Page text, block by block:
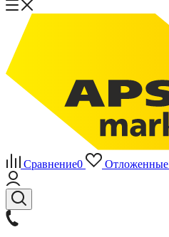
Сравнение0 Отложенные